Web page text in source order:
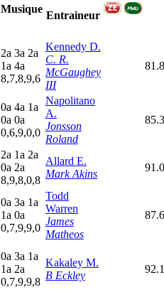
Musique
Entraineur
2a 3a 2a
1a 4a
8,7,8,9,6
Kennedy D.
C. R.
McGaughey
III
0a 4a 1a
0a 0a
0,6,9,0,0
Napolitano
A.
Jonsson
Roland
2a 1a 2a
0a 2a
8,9,8,0,8
Allard E.
Mark Akins
91.0
0a 3a 1a
1a 0a
0,7,9,9,0
Todd
Warren
James
Matheos
0a 3a 1a
1a 2a
0,7,9,9,8
Kakaley M.
B Eckley